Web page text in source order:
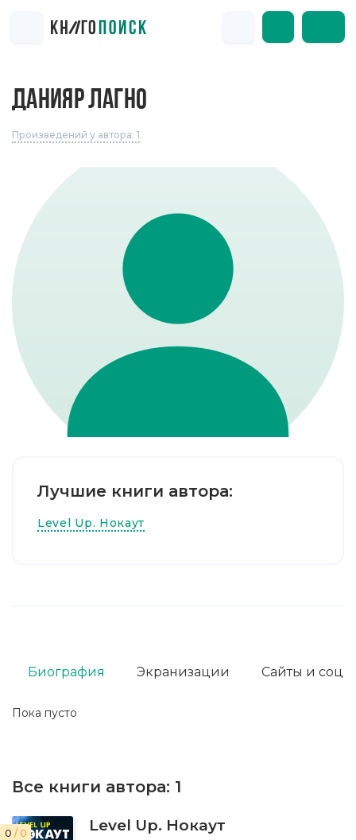
ДАНИЯР ЛАГНО
Произведений у автора: 1
Лучшие книги автора:
Level Up. Нокаут
Пока пусто
Биография Экранизации Сайты и соц.
Все книги автора: 1
0 / 0 Level Up. Нокаут